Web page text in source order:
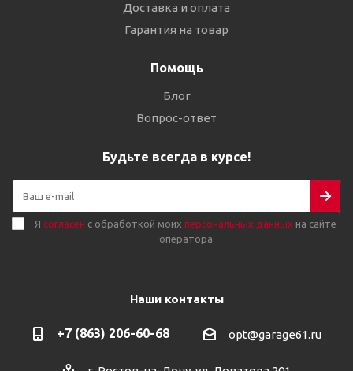
Доставка и оплата
Гарантия на товар
Помощь
Блог
Вопрос-ответ
Будьте всегда в курсе!
Я согласен с обработкой моих персональных данных на сайте
оператора
Наши контакты
+7 (863) 206-60-68 opt@garage61.ru